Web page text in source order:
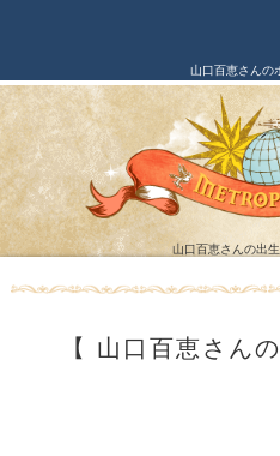
山口百恵さんの
山口百恵さんの出
【 山口百恵さん